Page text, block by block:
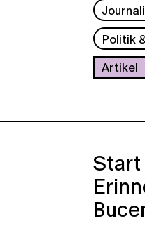
Politik
Artikel
Start